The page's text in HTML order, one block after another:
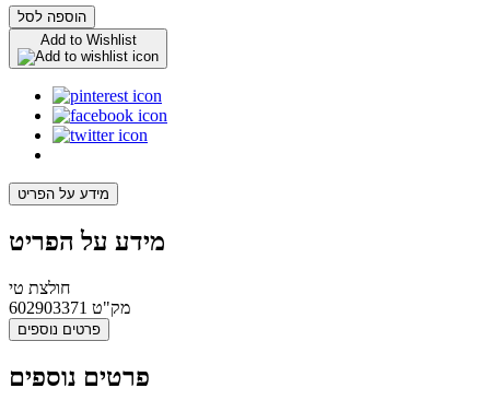
הוספה לסל
Add to Wishlist
מידע על הפריט
מידע על הפריט
חולצת טי
מק"ט 602903371
פרטים נוספים
פרטים נוספים